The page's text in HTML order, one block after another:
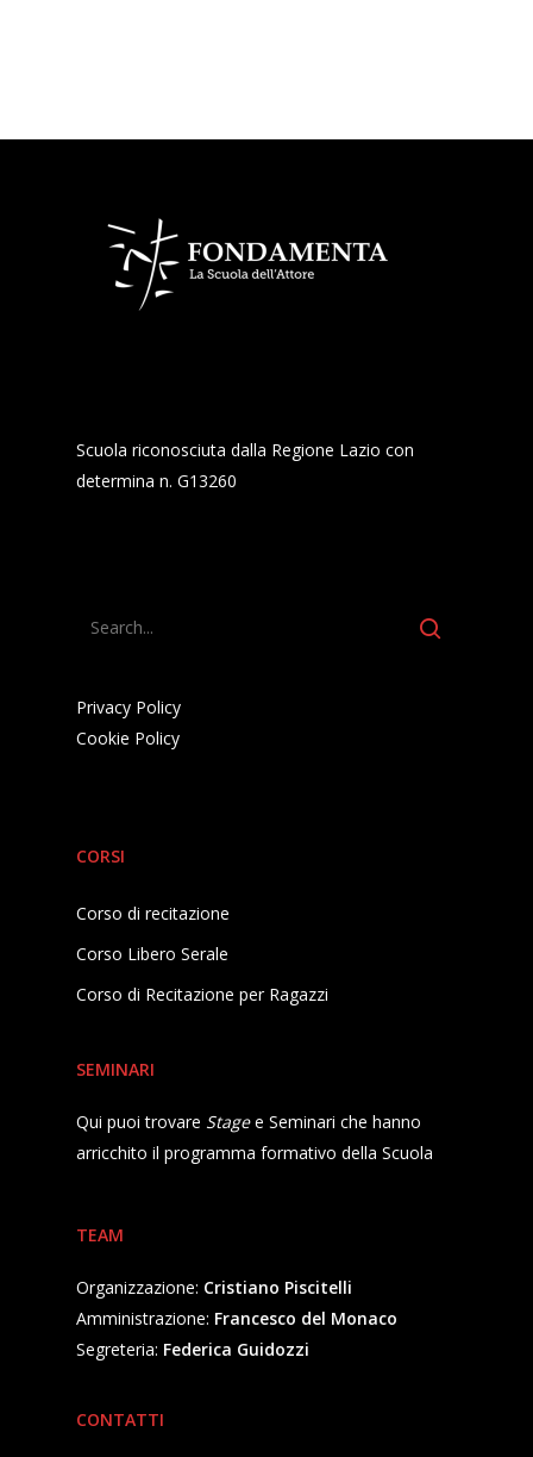
Scuola riconosciuta dalla Regione Lazio con
determina n. G13260
Privacy Policy
Cookie Policy
CORSI
Corso di recitazione
Corso Libero Serale
Corso di Recitazione per Ragazzi
SEMINARI
Qui puoi trovare Stagee Seminari che hanno
arricchito il programma formativo della Scuola
TEAM
Organizzazione: Cristiano Piscitelli
Amministrazione: Francesco del Monaco
Segreteria: Federica Guidozzi
CONTATTI